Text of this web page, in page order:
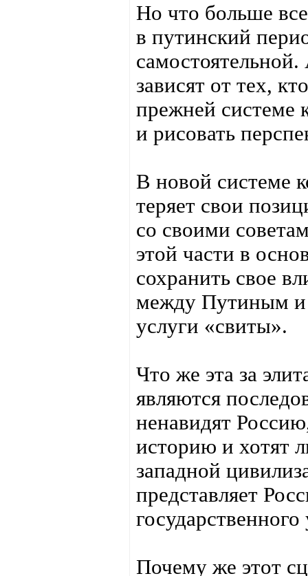
Но что больше
в путинский
зависят от тех,
прежней системе
и рисовать
В новой системе
теряет свои
со своими
этой части в
сохранить свое
между Путиным и
услуги «свиты».
Что же эта за
являются
ненавидят
историю и хотят
западной
представляет
государственного
Почему же этот